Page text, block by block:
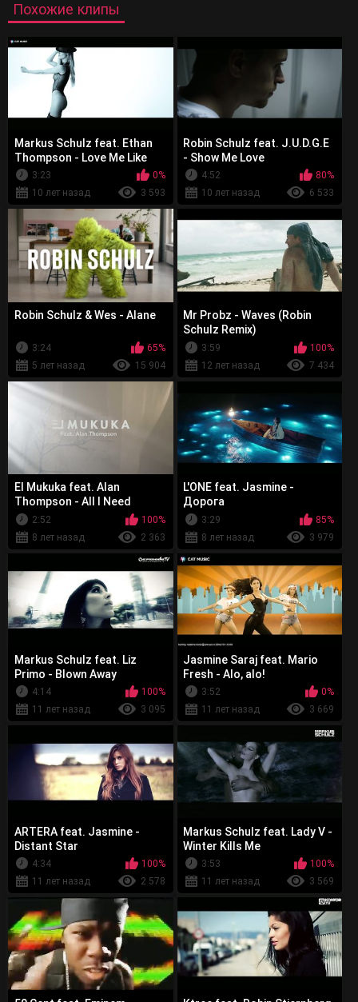
Похожие клипы
Markus Schulz feat. Ethan
Thompson - Love Me Like
You Never Did
3:23
0%
10 лет назад
3 593
Robin Schulz feat. J.U.D.G.E
- Show Me Love
4:52
80%
10 лет назад
6 533
Robin Schulz & Wes - Alane
3:24
65%
5 лет назад
15 904
Mr Probz - Waves (Robin
Schulz Remix)
3:59
100%
12 лет назад
7 434
El Mukuka feat. Alan
Thompson - All I Need
2:52
100%
8 лет назад
2 363
L'ONE feat. Jasmine -
Дорога
3:29
85%
8 лет назад
3 979
Markus Schulz feat. Liz
Primo - Blown Away
4:14
100%
11 лет назад
3 095
Jasmine Saraj feat. Mario
Fresh - Alo, alo!
3:52
0%
11 лет назад
3 669
ARTERA feat. Jasmine -
Distant Star
4:34
100%
11 лет назад
2 578
Markus Schulz feat. Lady V -
Winter Kills Me
3:53
100%
11 лет назад
3 569